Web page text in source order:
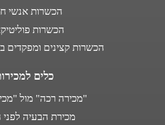
הכשרות אנשי
הכשרות
הכשרות קצינים ומפקדים
כלים
"מכירה רכה" מול
מכירת הבעיה לפני